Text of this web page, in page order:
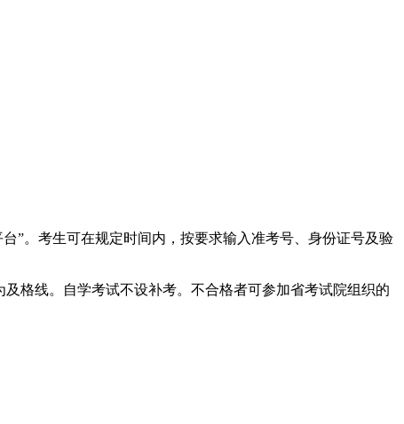
”。考生可在规定时间内，按要求输入准考号、身份证号及验
格线。自学考试不设补考。不合格者可参加省考试院组织的